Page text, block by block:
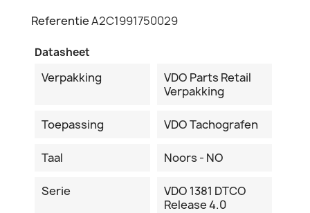
ReferentieA2C1991750029
Datasheet
Verpakking
VDO Parts Retail
Verpakking
Toepassing VDO Tachografen
Taal Noors - NO
Serie
VDO 1381 DTCO
Release 4.0